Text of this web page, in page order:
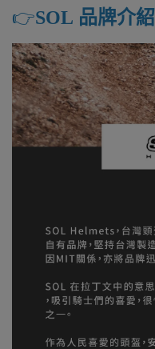
👉️SOL 品牌介紹